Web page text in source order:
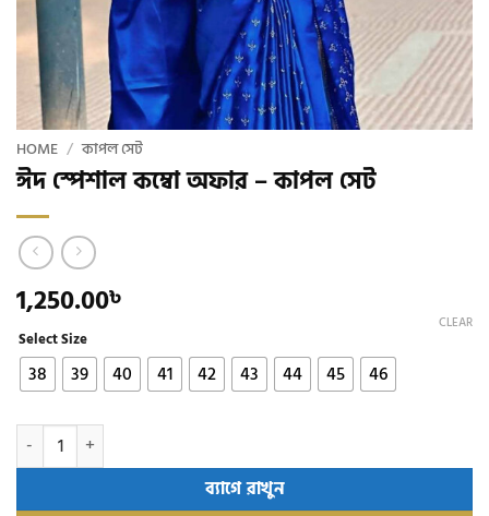
HOME / কাপল সেট
ঈদ স্পেশাল কম্বো অফার – কাপল সেট
1,250.00৳
Select Size
38 39 40 41 42 43 44 45 46
CLEAR
ঈদ স্পেশাল কম্বো অফার – কাপল সেট quantity
ব্যাগে রাখুন